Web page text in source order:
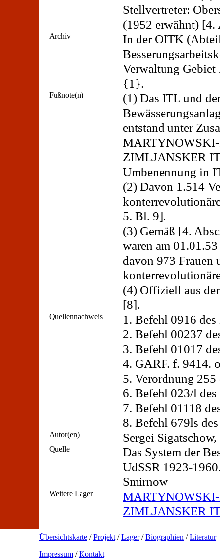
Stellvertreter:
(1952 erwähnt)
Archiv
In der OITK
Verwaltung
{1}.
Fußnote(n)
(1) Das ITL und
entstand unter
ZIMLJANSKER
Umbenennung in
(2) Davon 1.514
5. Bl. 9].
(3) Gemäß [4.
waren am
davon 973 Frauen
(4) Offiziell aus
[8].
Quellennachweis
1. Befehl 0916
2. Befehl 00237
3. Befehl 01017
4. GARF. f. 9414.
5. Verordnung
6. Befehl 023/l
7. Befehl 01118
8. Befehl 679ls
Autor(en) Sergei
Quelle
Das System der
UdSSR 1923-
Smirnow
Weitere Lager
ZIMLJANSKER
Übersichtskarte /Projekt /Lager/Biographien /Literatur
Impressum /Kontakt